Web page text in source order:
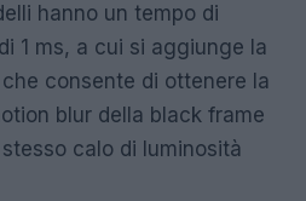
hanno un tempo di
1 ms, a cui si aggiunge la
consente di ottenere la
blur della black frame
calo di luminosità